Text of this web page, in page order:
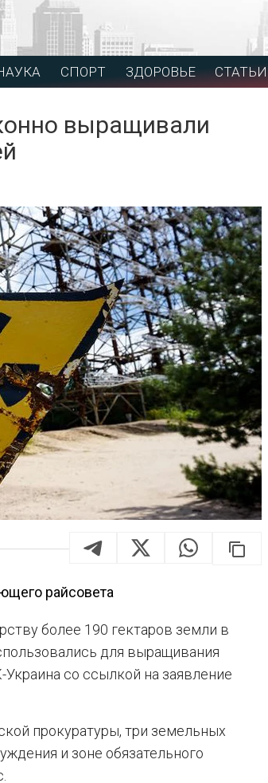
СПОРТ ЗДОРОВЬЕ СТАТЬИ
выращивали
райсовета
более 190 гектаров земли в
для выращивания
со ссылкой на заявление
прокуратуры, три земельных
и зоне обязательного